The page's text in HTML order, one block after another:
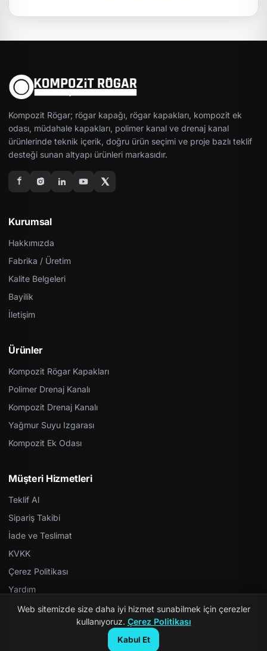
Kompozit Rögar; rögar kapağı, rögar kapakları, kompozit ek
odası, müdahale kapakları, polimer kanal ve drenaj kanal
ürünlerinde teknik içerik, doğru ürün seçimi ve proje bazlı teklif
desteği sunan altyapı ürünleri markasıdır.
Kurumsal
Hakkımızda
Fabrika / Üretim
Kalite Belgeleri
Bayilik
İletişim
Ürünler
Kompozit Rögar Kapakları
Polimer Drenaj Kanalı
Kompozit Drenaj Kanalı
Yağmur Suyu Izgarası
Kompozit Ek Odası
Müşteri Hizmetleri
Teklif Al
Sipariş Takibi
İade ve Teslimat
KVKK
Çerez Politikası
Yardım
© 2026 Kompozit Rögar. Tüm hakları saklıdır.
Web sitemizde size daha iyi hizmet sunabilmek için çerezler
kullanıyoruz. Çerez Politikası
Kabul Et